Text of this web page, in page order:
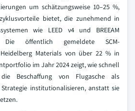
um schätzungsweise 10–25 %,
bietet, die zunehmend in
wie LEED v4 und BREEAM
Die öffentlich gemeldete SCM-
Materials von über 22 % in
im Jahr 2024 zeigt, wie schnell
die Beschaffung von Flugasche als
institutionalisieren, anstatt sie